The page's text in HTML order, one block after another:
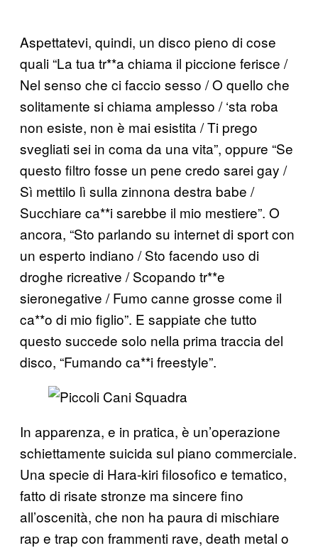
Aspettatevi, quindi, un disco pieno di cose
quali “La tua tr**a chiama il piccione ferisce /
Nel senso che ci faccio sesso / O quello che
solitamente si chiama amplesso / ‘sta roba
non esiste, non è mai esistita / Ti prego
svegliati sei in coma da una vita”, oppure “Se
questo filtro fosse un pene credo sarei gay /
Sì mettilo lì sulla zinnona destra babe /
Succhiare ca**i sarebbe il mio mestiere”. O
ancora, “Sto parlando su internet di sport con
un esperto indiano / Sto facendo uso di
droghe ricreative / Scopando tr**e
sieronegative / Fumo canne grosse come il
ca**o di mio figlio”. E sappiate che tutto
questo succede solo nella prima traccia del
disco, “Fumando ca**i freestyle”.
In apparenza, e in pratica, è un’operazione
schiettamente suicida sul piano commerciale.
Una specie di Hara-kiri filosofico e tematico,
fatto di risate stronze ma sincere fino
all’oscenità, che non ha paura di mischiare
rap e trap con frammenti rave, death metal o